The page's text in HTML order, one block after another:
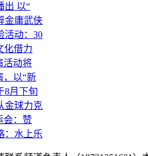
出 以“
金庸武侠
活动：30
化借力
活动将
，以“新
8月下旬
金球力克
会：赞
：水上乐